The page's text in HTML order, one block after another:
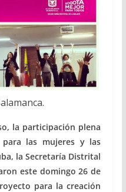
la participación plena
las mujeres y las
la Secretaría Distrital
este domingo 26 de
para la creación